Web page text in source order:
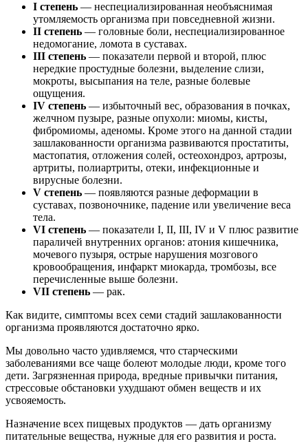
I степень — неспециализированная необъяснимая
утомляемость организма при повседневной жизни.
II степень — головные боли, неспециализированное
недомогание, ломота в суставах.
III степень — показатели первой и второй, плюс
нередкие простудные болезни, выделение слизи,
мокроты, высыпания на теле, разные болевые
ощущения.
IV степень — избыточный вес, образования в почках,
желчном пузыре, разные опухоли: миомы, кисты,
фибромиомы, аденомы. Кроме этого на данной стадии
зашлакованности организма развиваются простатиты,
мастопатия, отложения солей, остеохондроз, артрозы,
артриты, полиартриты, отеки, инфекционные и
вирусные болезни.
V степень — появляются разные деформации в
суставах, позвоночнике, падение или увеличение веса
тела.
VI степень — показатели I, II, III, IV и V плюс развитие
параличей внутренних органов: атония кишечника,
мочевого пузыря, острые нарушения мозгового
кровообращения, инфаркт миокарда, тромбозы, все
перечисленные выше болезни.
VII степень — рак.
Как видите, симптомы всех семи стадий зашлакованности
организма проявляются достаточно ярко.
Мы довольно часто удивляемся, что старческими
заболеваниями все чаще болеют молодые люди, кроме того
дети. Загрязненная природа, вредные привычки питания,
стрессовые обстановки ухудшают обмен веществ и их
усвояемость.
Назначение всех пищевых продуктов — дать организму
питательные вещества, нужные для его развития и роста.